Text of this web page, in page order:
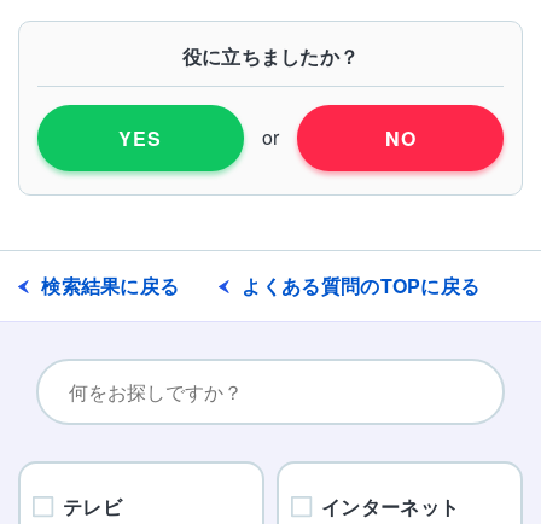
役に立ちましたか？
YES or NO
検索結果に戻る よくある質問のTOPに戻る
テレビ インターネット